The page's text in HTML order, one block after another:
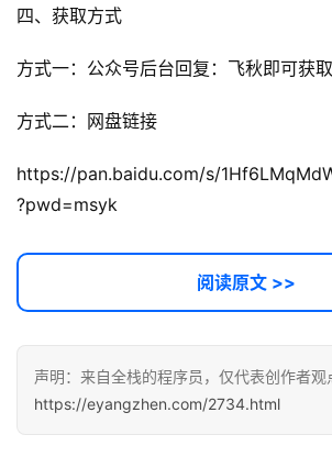
用
服
项
A
词
开
源
代
登录 注册
四、获取方式
方式一：公众号后台回复：飞秋即可获取
方式二：网盘链接
https://pan.baidu.com/s/
?pwd=msyk
阅读原文 >>
声明：来自全栈的程序员，仅代表创作者观
https://eyangzhen.com/2734.html